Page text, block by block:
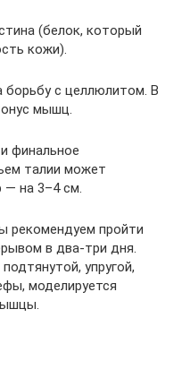
(белок, который
кожи).
борьбу с целлюлитом. В
мышц.
финальное
талии может
— на 3–4 см.
рекомендуем пройти
в два-три дня.
упругой,
моделируется